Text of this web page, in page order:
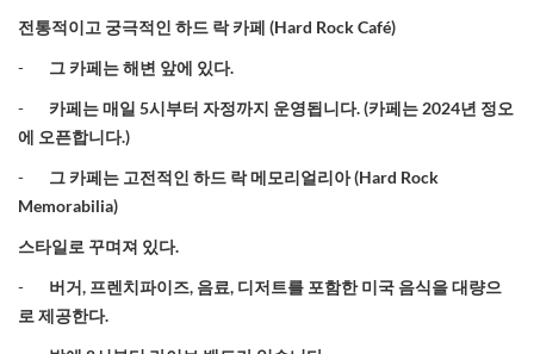
전통적이고 궁극적인 하드 락 카페 (Hard Rock Café)
- 그 카페는 해변 앞에 있다.
- 카페는 매일 5시부터 자정까지 운영됩니다. (카페는 2024년 정오
에 오픈합니다.)
- 그 카페는 고전적인 하드 락 메모리얼리아(Hard Rock
Memorabilia)
스타일로 꾸며져 있다.
- 버거, 프렌치파이즈, 음료, 디저트를 포함한 미국 음식을 대량으
로 제공한다.